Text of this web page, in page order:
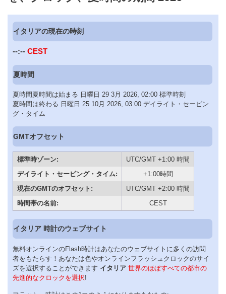
イタリアの現在の時刻
--:-- CEST
夏時間
夏時間夏時間は始まる 日曜日 29 3月 2026, 02:00 標準時刻
夏時間は終わる 日曜日 25 10月 2026, 03:00 デイライト・セービン
グ・タイム
GMTオフセット
標準時ゾーン:
UTC/GMT +1:00 時間
デイライト・セービング・タイム:
+1:00時間
現在のGMTのオフセット:
UTC/GMT +2:00 時間
時間帯の名前:
CEST
イタリア 時計のウェブサイト
無料オンラインのFlash時計はあなたのウェブサイトに多くの訪問
者をもたらす！あなたは色やオンラインフラッシュクロックのサイ
ズを選択することができます イタリア 世界のほぼすべての都市の
先進的なクロックを選択!